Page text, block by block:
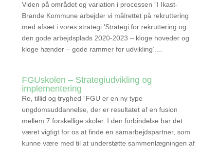
Viden på området og variation i processen ”I Ikast-
Brande Kommune arbejder vi målrettet på rekruttering
med afsæt i vores strategi ’Strategi for rekruttering og
den gode arbejdsplads 2020-2023 – kloge hoveder og
kloge hænder – gode rammer for udvikling’....
FGUskolen – Strategiudvikling og
implementering
Ro, tillid og tryghed ”FGU er en ny type
ungdomsuddannelse, der er resultatet af en fusion
mellem 7 forskellige skoler. I den forbindelse har det
været vigtigt for os at finde en samarbejdspartner, som
kunne være med til at understøtte sammenlægningen af